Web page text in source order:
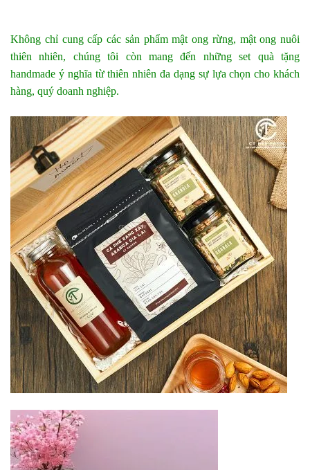
Không chỉ cung cấp các sản phẩm mật ong rừng, mật ong nuôi
thiên nhiên, chúng tôi còn mang đến những set quà tặng
handmade ý nghĩa từ thiên nhiên đa dạng sự lựa chọn cho khách
hàng, quý doanh nghiệp.